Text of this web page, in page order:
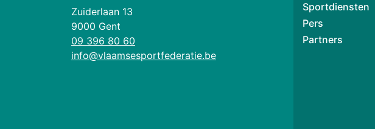
Zuiderlaan 13
9000 Gent
09 396 80 60
info@vlaamsesportfederatie.be
Sportdiensten
Pers
Partners